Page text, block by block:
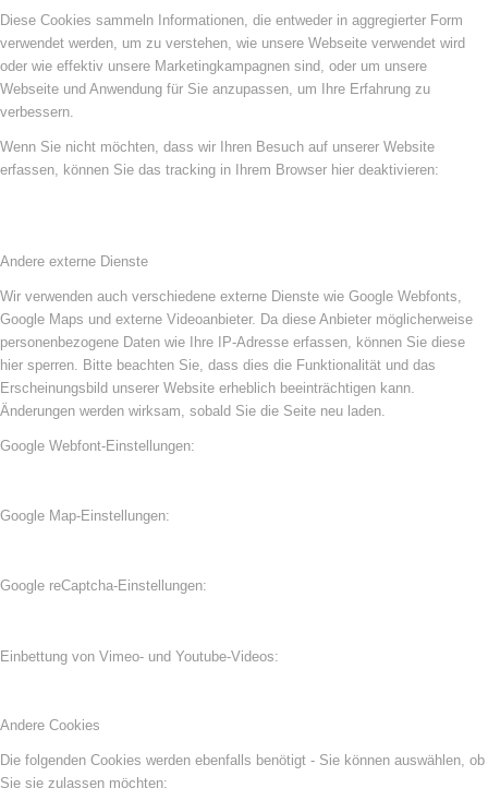
Diese Cookies sammeln Informationen, die entweder in aggregierter Form
verwendet werden, um zu verstehen, wie unsere Webseite verwendet wird
oder wie effektiv unsere Marketingkampagnen sind, oder um unsere
Webseite und Anwendung für Sie anzupassen, um Ihre Erfahrung zu
verbessern.
Wenn Sie nicht möchten, dass wir Ihren Besuch auf unserer Website
erfassen, können Sie das tracking in Ihrem Browser hier deaktivieren:
Andere externe Dienste
Wir verwenden auch verschiedene externe Dienste wie Google Webfonts,
Google Maps und externe Videoanbieter. Da diese Anbieter möglicherweise
personenbezogene Daten wie Ihre IP-Adresse erfassen, können Sie diese
hier sperren. Bitte beachten Sie, dass dies die Funktionalität und das
Erscheinungsbild unserer Website erheblich beeinträchtigen kann.
Änderungen werden wirksam, sobald Sie die Seite neu laden.
Google Webfont-Einstellungen:
Google Map-Einstellungen:
Google reCaptcha-Einstellungen:
Einbettung von Vimeo- und Youtube-Videos:
Andere Cookies
Die folgenden Cookies werden ebenfalls benötigt - Sie können auswählen, ob
Sie sie zulassen möchten: